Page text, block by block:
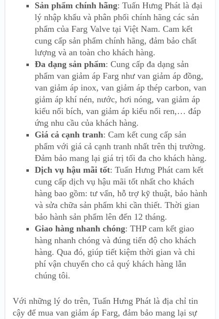
Sản phẩm chính hãng: Tuấn Hưng Phát là đại
lý nhập khẩu và phân phối chính hãng các sản
phẩm của Farg Valve tại Việt Nam. Cam kết
cung cấp sản phẩm chính hãng, đảm bảo chất
lượng và an toàn cho khách hàng.
Đa dạng sản phẩm: Cung cấp đa dạng sản
phẩm van giảm áp Farg như van giảm áp đồng,
van giảm áp inox, van giảm áp thép carbon, van
giảm áp khí nén, nước, hơi nóng, van giảm áp
kiểu nối bích, van giảm áp kiểu nối ren,… đáp
ứng nhu cầu của khách hàng.
Giá cả cạnh tranh: Cam kết cung cấp sản
phẩm với giá cả cạnh tranh nhất trên thị trường.
Đảm bảo mang lại giá trị tối đa cho khách hàng.
Dịch vụ hậu mãi tốt: Tuấn Hưng Phát cam kết
cung cấp dịch vụ hậu mãi tốt nhất cho khách
hàng bao gồm: tư vấn, hỗ trợ kỹ thuật, bảo hành
và sửa chữa sản phẩm khi cần thiết. Thời gian
bảo hành sản phẩm lên đến 12 tháng.
Giao hàng nhanh chóng: THP cam kết giao
hàng nhanh chóng và đúng tiến độ cho khách
hàng. Qua đó, giúp tiết kiệm thời gian và chi
phí vận chuyển cho cả quý khách hàng lẫn
chúng tôi.
Với những lý do trên, Tuấn Hưng Phát là địa chỉ tin
cậy để mua van giảm áp Farg, đảm bảo mang lại sự